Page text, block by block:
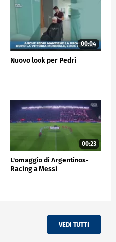
00:04
Nuovo look per Pedri
00:23
L'omaggio di Argentinos-
Racing a Messi
VEDI TUTTI